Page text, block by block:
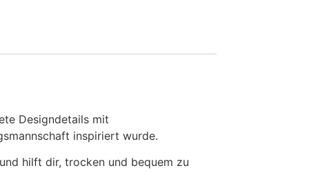
Designdetails mit
inspiriert wurde.
hilft dir, trocken und bequem zu